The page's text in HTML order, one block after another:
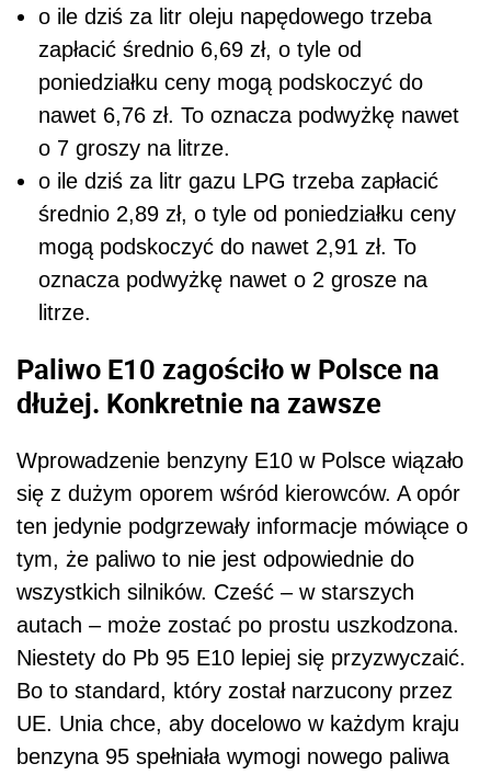
o ile dziś za litr oleju napędowego trzeba
zapłacić średnio 6,69 zł, o tyle od
poniedziałku ceny mogą podskoczyć do
nawet 6,76 zł. To oznacza podwyżkę nawet
o 7 groszy na litrze.
o ile dziś za litr gazu LPG trzeba zapłacić
średnio 2,89 zł, o tyle od poniedziałku ceny
mogą podskoczyć do nawet 2,91 zł. To
oznacza podwyżkę nawet o 2 grosze na
litrze.
Paliwo E10 zagościło w Polsce na
dłużej. Konkretnie na zawsze
Wprowadzenie benzyny E10 w Polsce wiązało
się z dużym oporem wśród kierowców. A opór
ten jedynie podgrzewały informacje mówiące o
tym, że paliwo to nie jest odpowiednie do
wszystkich silników. Cześć – w starszych
autach – może zostać po prostu uszkodzona.
Niestety do Pb 95 E10 lepiej się przyzwyczaić.
Bo to standard, który został narzucony przez
UE. Unia chce, aby docelowo w każdym kraju
benzyna 95 spełniała wymogi nowego paliwa